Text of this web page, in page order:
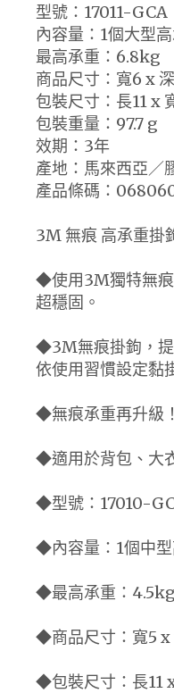
型號：17011-GCA
內容量：1個大型
最高承重：6.8kg
商品尺寸：寬6 x
包裝尺寸：長11 x
包裝重量：97.7 g
效期：3年
產地：馬來西亞／
產品條碼：
3M 無痕 高承重掛
◆使用3M獨特無痕
超穩固。
◆3M無痕掛鉤，提
依使用習慣設定黏
◆無痕承重再升級
◆適用於背包、大
◆型號：17010-
◆內容量：1個中
◆最高承重：4.5kg
◆商品尺寸：寬5 x
◆包裝尺寸：長11